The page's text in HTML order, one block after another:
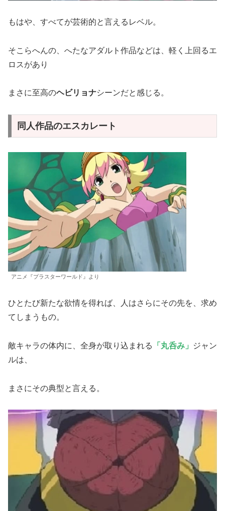
もはや、すべてが芸術的と言えるレベル。
そこらへんの、へたなアダルト作品などは、軽く上回るエ
ロスがあり
まさに至高のヘビリョナシーンだと感じる。
同人作品のエスカレート
アニメ『プラスターワールド』より
ひとたび新たな欲情を得れば、人はさらにその先を、求め
てしまうもの。
敵キャラの体内に、全身が取り込まれる 「丸呑み」
ジャン
ルは、
まさにその典型と言える。